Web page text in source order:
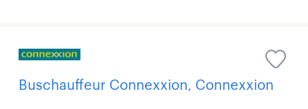
Buschauffeur Connexxion, Connexxion